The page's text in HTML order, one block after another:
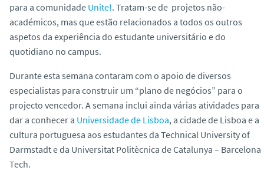
para a comunidade Unite!. Tratam-se de projetos não-
académicos, mas que estão relacionados a todos os outros
aspetos da experiência do estudante universitário e do
quotidiano no campus.
Durante esta semana contaram com o apoio de diversos
especialistas para construir um “plano de negócios” para o
projecto vencedor. A semana inclui ainda várias atividades para
dar a conhecer a Universidade de Lisboa, a cidade de Lisboa e a
cultura portuguesa aos estudantes da Technical University of
Darmstadt e da Universitat Politècnica de Catalunya – Barcelona
Tech.